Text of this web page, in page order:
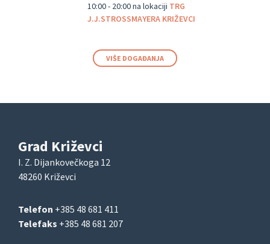
10:00 - 20:00na lokaciji TRG
J.J.STROSSMAYERA KRIŽEVCI
VIŠE DOGAĐANJA
Grad Križevci
I. Z. Dijankovečkoga 12
48260 Križevci
Telefon +385 48 681 411
Telefaks +385 48 681 207